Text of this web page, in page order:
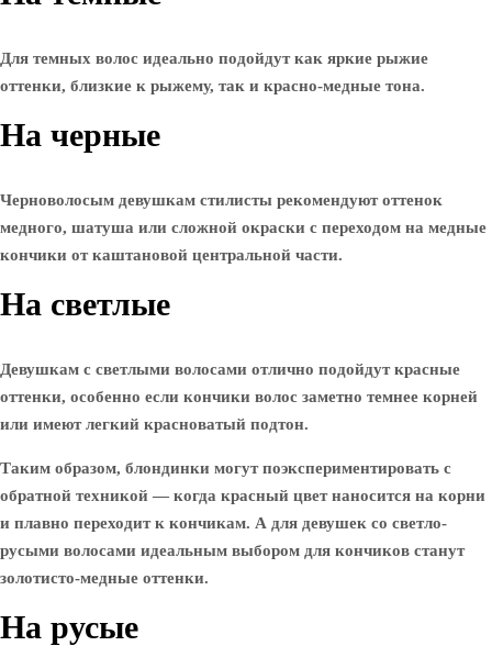
Для темных волос идеально подойдут как яркие рыжие
оттенки, близкие к рыжему, так и красно-медные тона.
На черные
Черноволосым девушкам стилисты рекомендуют оттенок
медного, шатуша или сложной окраски с переходом на медные
кончики от каштановой центральной части.
На светлые
Девушкам с светлыми волосами отлично подойдут красные
оттенки, особенно если кончики волос заметно темнее корней
или имеют легкий красноватый подтон.
Таким образом, блондинки могут поэкспериментировать с
обратной техникой — когда красный цвет наносится на корни
и плавно переходит к кончикам. А для девушек со светло-
русыми волосами идеальным выбором для кончиков станут
золотисто-медные оттенки.
На русые